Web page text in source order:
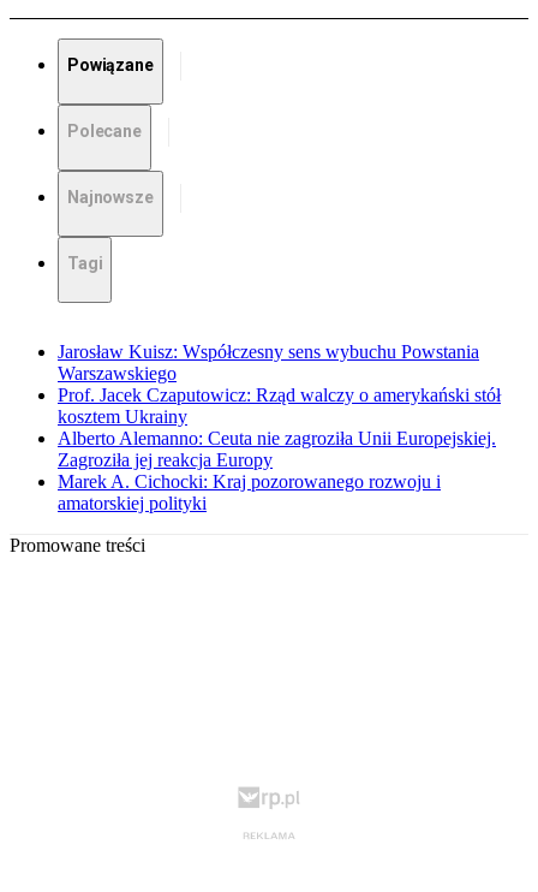
Powiązane
Polecane
Najnowsze
Tagi
Jarosław Kuisz: Współczesny sens wybuchu Powstania
Warszawskiego
Prof. Jacek Czaputowicz: Rząd walczy o amerykański stół
kosztem Ukrainy
Alberto Alemanno: Ceuta nie zagroziła Unii Europejskiej.
Zagroziła jej reakcja Europy
Marek A. Cichocki: Kraj pozorowanego rozwoju i
amatorskiej polityki
Promowane treści